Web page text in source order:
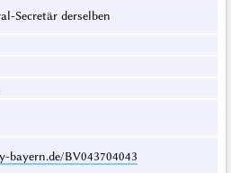
Secretär derselben
bayern.de/BV043704043